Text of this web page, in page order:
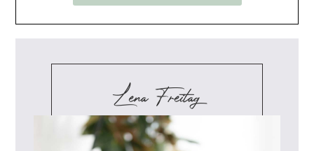
Lena Freitag